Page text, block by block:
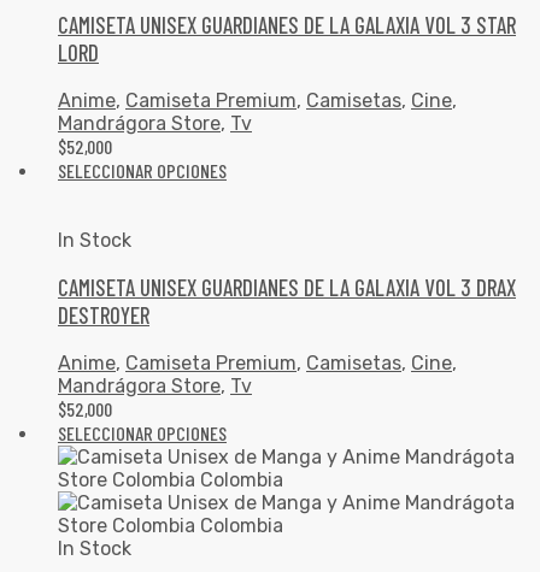
CAMISETA UNISEX GUARDIANES DE LA GALAXIA VOL 3 STAR
LORD
Anime, Camiseta Premium, Camisetas, Cine,
Mandrágora Store, Tv
$52,000
SELECCIONAR OPCIONES
In Stock
CAMISETA UNISEX GUARDIANES DE LA GALAXIA VOL 3 DRAX
DESTROYER
Anime, Camiseta Premium, Camisetas, Cine,
Mandrágora Store, Tv
$52,000
SELECCIONAR OPCIONES
In Stock